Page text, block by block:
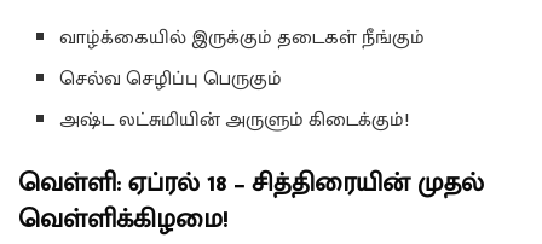
வாழ்க்கையில் இருக்கும் தடைகள் நீங்கும்
செல்வ செழிப்பு பெருகும்
அஷ்ட லட்சுமியின் அருளும் கிடைக்கும்!
வெள்ளி: ஏப்ரல் 18 – சித்திரையின் முதல்
வெள்ளிக்கிழமை!